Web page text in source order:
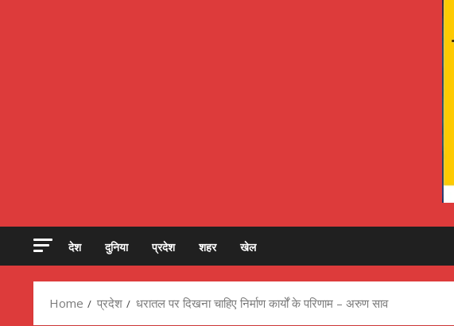
देश दुनिया प्रदेश शहर खेल
Home प्रदेश धरातल पर दिखना चाहिए निर्माण कार्यों के परिणाम – अरुण साव